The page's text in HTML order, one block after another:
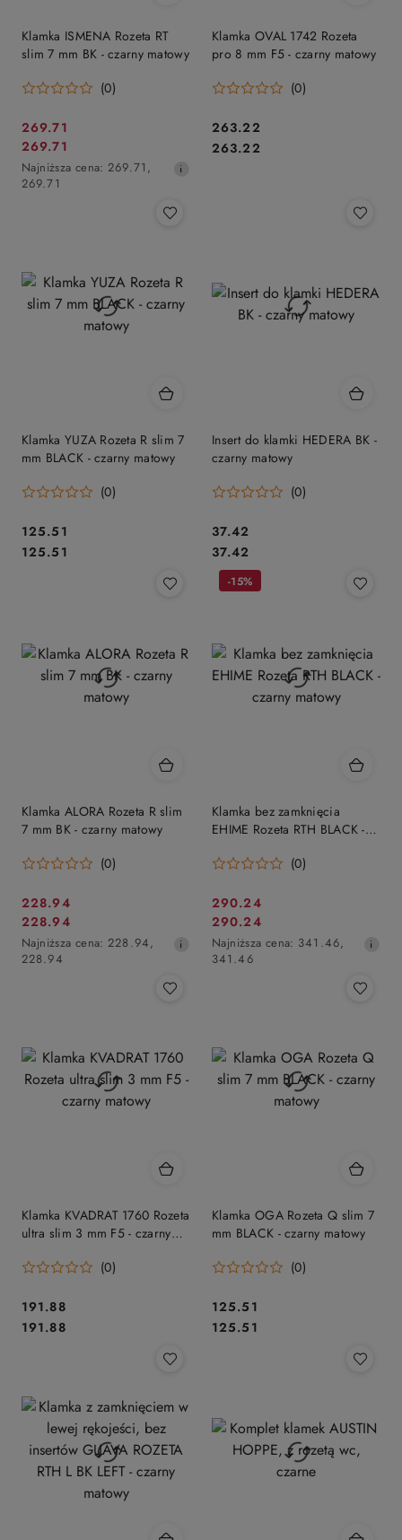
Klamka ISMENA Rozeta RT
slim 7 mm BK - czarny matowy
(0)
Cena
promocyjna:
269.71
Cena
promocyjna:
269.71
Najniższa
cena
Najniższa cena: 269.71 ,
269.71
Klamka OVAL 1742 Rozeta
pro 8 mm F5 - czarny matowy
(0)
Cena:
263.22
Cena:
263.22
Klamka YUZA Rozeta R slim 7
mm BLACK - czarny matowy
(0)
Cena:
125.51
Cena:
125.51
Insert do klamki HEDERA BK -
czarny matowy
(0)
Cena:
37.42
Cena:
37.42
Klamka ALORA Rozeta R slim
7 mm BK - czarny matowy
(0)
Cena
promocyjna:
228.94
Cena
promocyjna:
228.94
Najniższa
cena
Najniższa cena: 228.94,
228.94
Klamka bez zamknięcia
EHIME Rozeta RTH BLACK -
(0)
Cena
promocyjna:
290.24
Cena
promocyjna:
290.24
Najniższa
cena
Najniższa cena: 341.46,
341.46
-15%
Klamka KVADRAT 1760 Rozeta
ultra slim 3 mm F5 - czarny
(0)
Cena:
191.88
Cena:
191.88
Klamka OGA Rozeta Q slim 7
mm BLACK - czarny matowy
(0)
Cena:
125.51
Cena:
125.51